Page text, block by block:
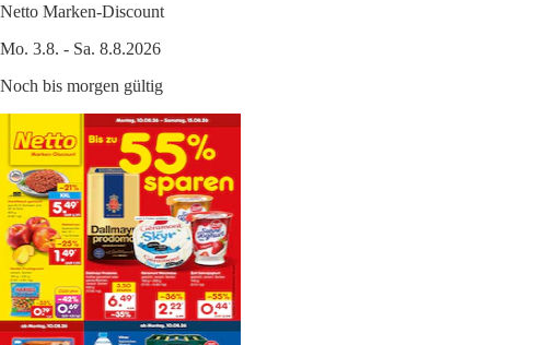
Netto Marken-Discount
Mo. 3.8. - Sa. 8.8.2026
Noch bis morgen gültig